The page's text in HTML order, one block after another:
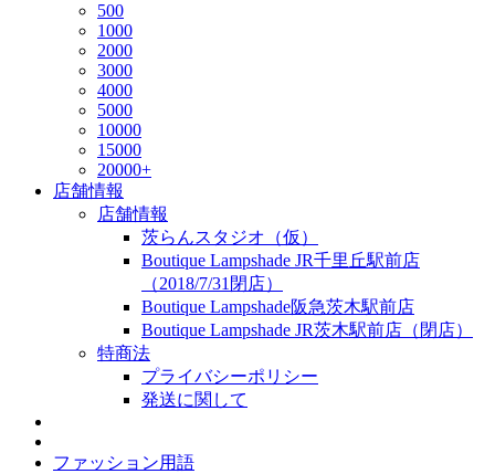
500
1000
2000
3000
4000
5000
10000
15000
20000+
店舗情報
店舗情報
茨らんスタジオ（仮）
Boutique Lampshade JR千里丘駅前店
（2018/7/31閉店）
Boutique Lampshade阪急茨木駅前店
Boutique Lampshade JR茨木駅前店（閉店）
特商法
プライバシーポリシー
発送に関して
ファッション用語